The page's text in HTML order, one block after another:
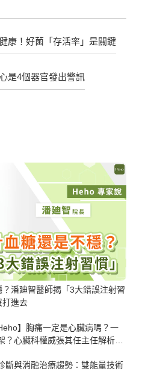
康！好菌「存活率」是關鍵
是4個器官發出警訊
潘廸智醫師揭「3大錯誤注射習
打進去
】胸痛一定是心臟病嗎？一
？心臟科權威張其任主任解析支
斷與消融治療趨勢：雙能量技術